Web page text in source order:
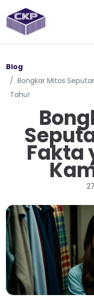
Blog
Bongkar Mitos
Tahu!
Fakta